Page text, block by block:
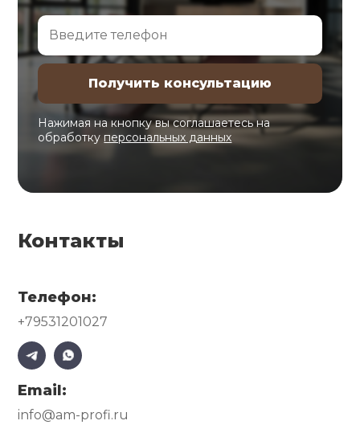
Нажимая на кнопку вы соглашаетесь на
обработкуперсональных данных
Контакты
Телефон:
+79531201027
Email:
info@am-profi.ru